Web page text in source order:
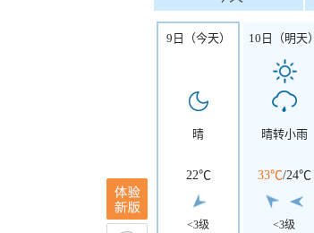
9日（今天）
晴
22℃
<3级
10日（明天）
晴转小雨
33℃/24℃
<3级